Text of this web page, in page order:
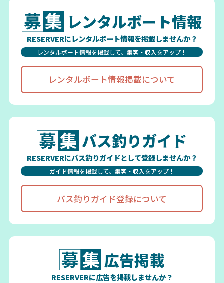
レンタルボート情報
RESERVERにレンタルボート情報を掲載しませんか？
レンタルボート情報を掲載して、集客・収入をアップ！
レンタルボート情報掲載について
バス釣りガイド
RESERVERにバス釣りガイドとして登録しませんか？
ガイド情報を掲載して、集客・収入をアップ！
バス釣りガイド登録について
広告掲載
RESERVERに広告を掲載しませんか？